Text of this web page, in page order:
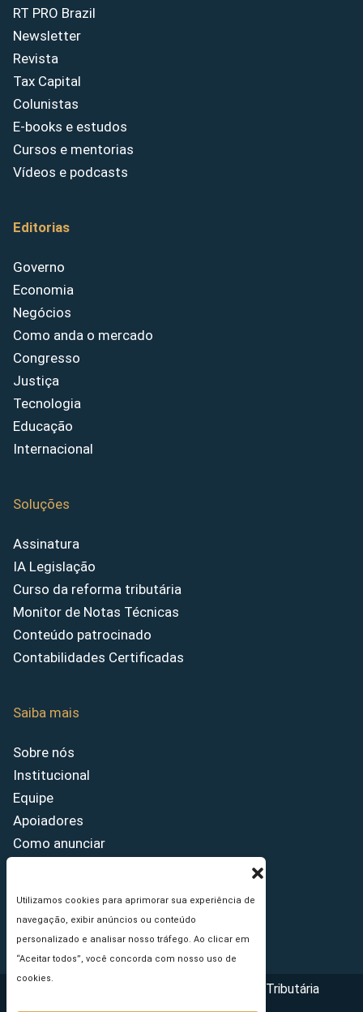
Utilizamos cookies para aprimorar sua experiência de
navegação, exibir anúncios ou conteúdo
personalizado e analisar nosso tráfego. Ao clicar em
“Aceitar todos”, você concorda com nosso uso de
cookies.
RT PRO Brazil
Newsletter
Revista
Tax Capital
Colunistas
E-books e estudos
Cursos e mentorias
Vídeos e podcasts
Editorias
Governo
Economia
Negócios
Como anda o mercado
Congresso
Justiça
Tecnologia
Educação
Internacional
Soluções
Assinatura
IA Legislação
Curso da reforma tributária
Monitor de Notas Técnicas
Conteúdo patrocinado
Contabilidades Certificadas
Saiba mais
Sobre nós
Institucional
Equipe
Apoiadores
Como anunciar
Princípios Editoriais
Copyright © 2026 - Portal da Reforma Tributária